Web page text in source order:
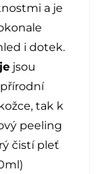
a je
i dotek.
jsou
tak k
peeling
čistí pleť